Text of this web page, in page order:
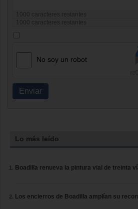
caracteres restantes
caracteres restantes
No soy un robot
Enviar
Lo más leído
Boadilla renueva la pintura vial de treinta
Los encierros de Boadilla amplían su